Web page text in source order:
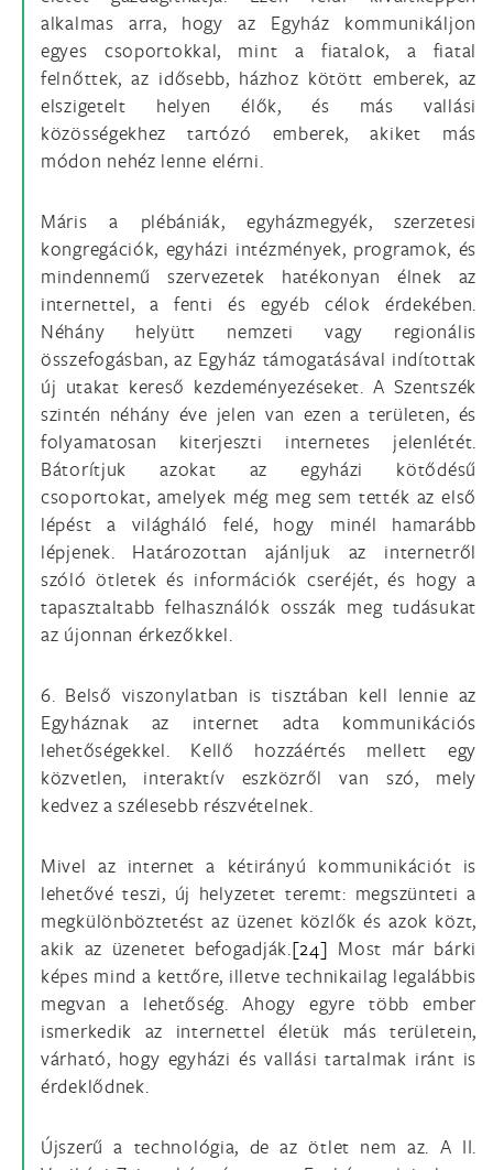
alkalmas arra, hogy az Egyház kommunikáljon
egyes csoportokkal, mint a fiatalok, a fiatal
felnőttek, az idősebb, házhoz kötött emberek, az
elszigetelt helyen élők, és más vallási
közösségekhez tartózó emberek, akiket más
módon nehéz lenne elérni.
Máris a plébániák, egyházmegyék, szerzetesi
kongregációk, egyházi intézmények, programok, és
mindennemű szervezetek hatékonyan élnek az
internettel, a fenti és egyéb célok érdekében.
Néhány helyütt nemzeti vagy regionális
összefogásban, az Egyház támogatásával indítottak
új utakat kereső kezdeményezéseket. A Szentszék
szintén néhány éve jelen van ezen a területen, és
folyamatosan kiterjeszti internetes jelenlétét.
Bátorítjuk azokat az egyházi kötődésű
csoportokat, amelyek még meg sem tették az első
lépést a világháló felé, hogy minél hamarább
lépjenek. Határozottan ajánljuk az internetről
szóló ötletek és információk cseréjét, és hogy a
tapasztaltabb felhasználók osszák meg tudásukat
az újonnan érkezőkkel.
6. Belső viszonylatban is tisztában kell lennie az
Egyháznak az internet adta kommunikációs
lehetőségekkel. Kellő hozzáértés mellett egy
közvetlen, interaktív eszközről van szó, mely
kedvez a szélesebb részvételnek.
Mivel az internet a kétirányú kommunikációt is
lehetővé teszi, új helyzetet teremt: megszünteti a
megkülönböztetést az üzenet közlők és azok közt,
akik az üzenetet befogadják.[24] Most már bárki
képes mind a kettőre, illetve technikailag legalábbis
megvan a lehetőség. Ahogy egyre több ember
ismerkedik az internettel életük más területein,
várható, hogy egyházi és vallási tartalmak iránt is
érdeklődnek.
Újszerű a technológia, de az ötlet nem az. A II.